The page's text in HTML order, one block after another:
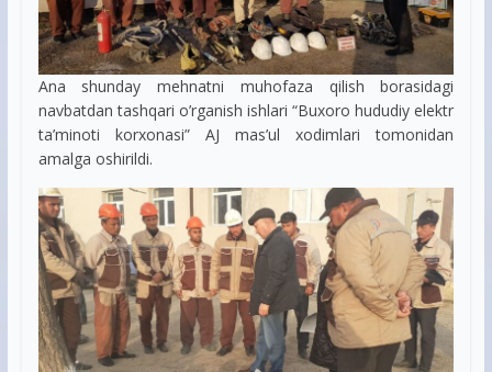
Ana shunday mehnatni muhofaza qilish borasidagi
navbatdan tashqari o’rganish ishlari “Buxoro hududiy elektr
ta’minoti korxonasi” AJ mas’ul xodimlari tomonidan
amalga oshirildi.